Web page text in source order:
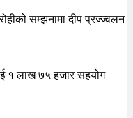
सम्झनामा दीप प्रज्ज्वलन
१ लाख ७५ हजार सहयोग